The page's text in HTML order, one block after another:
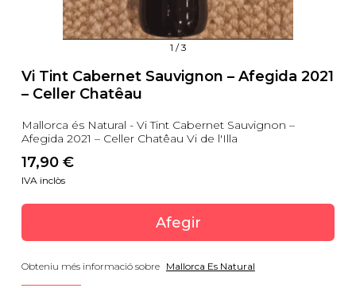
1 /3
Vi Tint Cabernet Sauvignon – Afegida 2021
– Celler Chatêau
Mallorca és Natural - Vi Tint Cabernet Sauvignon –
Afegida 2021 – Celler Chatêau Vi de l'Illa
17,90 €
IVA inclòs
Afegir
Obteniu més informació sobre Mallorca Es Natural